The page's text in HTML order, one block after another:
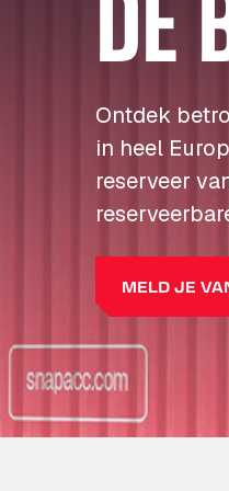
Ontdek
in heel
reserveer
MELD JE